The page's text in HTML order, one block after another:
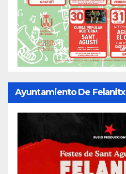
Ayuntamiento De Felanitx